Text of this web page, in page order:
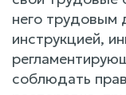
него трудовым
инструкцией,
соблюдать